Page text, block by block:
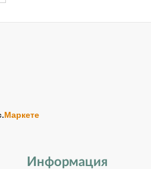
Маркете
Информация